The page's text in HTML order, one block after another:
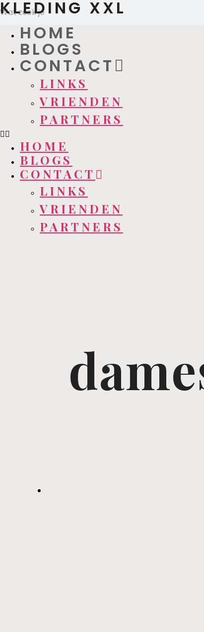
KLEDING XXL
HOME
BLOGS
CONTACT
LINKS
VRIENDEN
PARTNERS
HOME
BLOGS
CONTACT
LINKS
VRIENDEN
PARTNERS